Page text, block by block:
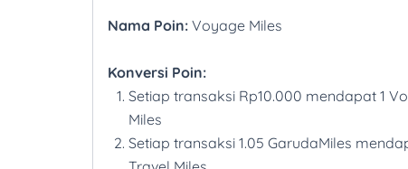
Nama Poin: Voyage Miles
Konversi Poin:
Setiap transaksi Rp10.000 mendapat 1
Miles
Setiap transaksi 1.05 GarudaMiles